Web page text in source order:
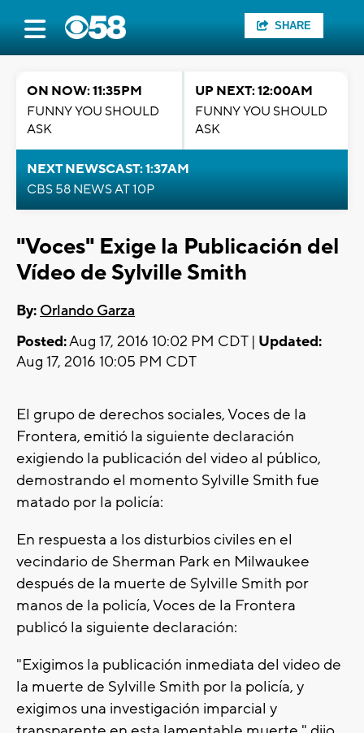
SHARE
ON NOW: 11:35PM
FUNNY YOU SHOULD
ASK
UP NEXT: 12:00AM
FUNNY YOU SHOULD
ASK
NEXT NEWSCAST: 1:37AM
CBS 58 NEWS AT 10P
"Voces" Exige la Publicación del
Vídeo de Sylville Smith
By: Orlando Garza
Posted:Aug 17, 2016 10:02 PM CDT | Updated:
Aug 17, 2016 10:05 PM CDT
El grupo de derechos sociales, Voces de la
Frontera, emitió la siguiente declaración
exigiendo la publicación del video al público,
demostrando el momento Sylville Smith fue
matado por la policía:
En respuesta a los disturbios civiles en el
vecindario de Sherman Park en Milwaukee
después de la muerte de Sylville Smith por
manos de la policía, Voces de la Frontera
publicó la siguiente declaración:
"Exigimos la publicación inmediata del video de
la muerte de Sylville Smith por la policía, y
exigimos una investigación imparcial y